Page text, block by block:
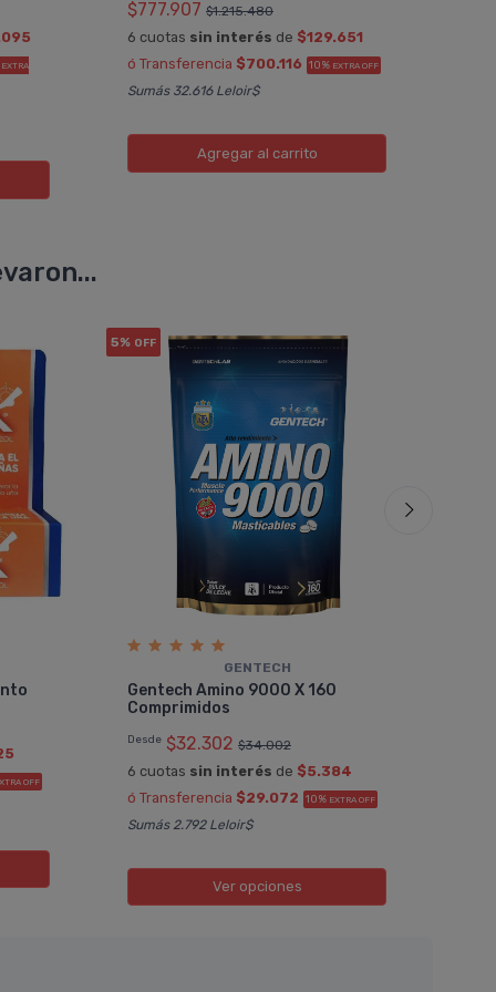
EXTRA
$777.907 $1.215.480
6 cuotas sin interés de $129.651
ó Transferencia $700.116 10% EXTRA OFF
Sumás 32.616 Leloir$
Agregaral carrito
OFF
5% OFF
GENTECH
Gentech Amino 9000 X 160
Comprimidos
Desde $32.302 $34.002
6 cuotas sin interés de $5.384
ó Transferencia $29.072 10% EXTRA OFF
Sumás 2.792 Leloir$
Ver opciones